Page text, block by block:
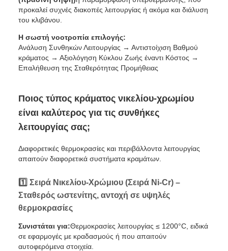
προκαλεί συχνές διακοπές λειτουργίας ή ακόμα και διάλυση
του κλιβάνου.
Η σωστή νοοτροπία επιλογής:
Ανάλυση Συνθηκών Λειτουργίας → Αντιστοίχιση Βαθμού
κράματος → Αξιολόγηση Κύκλου Ζωής έναντι Κόστος →
Επαλήθευση της Σταθερότητας Προμήθειας
Ποιος τύπος κράματος νικελίου-χρωμίου
είναι καλύτερος για τις συνθήκες
λειτουργίας σας;
Διαφορετικές θερμοκρασίες και περιβάλλοντα λειτουργίας
απαιτούν διαφορετικά συστήματα κραμάτων.
1️⃣ Σειρά Νικελίου-Χρώμιου (Σειρά Ni-Cr) –
Σταθερός ωστενίτης, αντοχή σε υψηλές
θερμοκρασίες
Συνιστάται για:Θερμοκρασίες λειτουργίας ≤ 1200°C, ειδικά
σε εφαρμογές με κραδασμούς ή που απαιτούν
αυτοφερόμενα στοιχεία.